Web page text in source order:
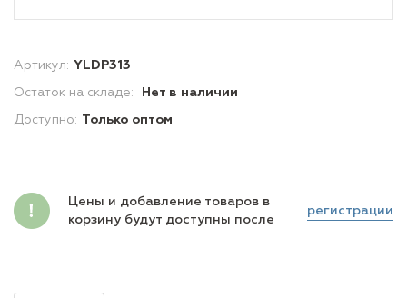
Артикул: YLDP313
Остаток на складе: Нет в наличии
Доступно: Только оптом
Цены и добавление товаров в
корзину будут доступны после
регистрации